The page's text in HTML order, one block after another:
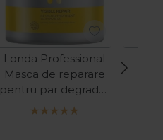
Londa Professional
Masca de reparare
pentru par degradat
Visible Repair 750ml